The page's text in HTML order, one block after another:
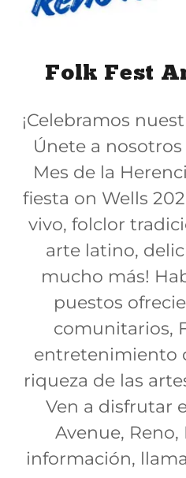
Folk Fest
¡Celebramos
Únete a
Mes de la
fiesta on Wells
vivo, folclor
arte latino,
mucho más!
puestos
comunitarios,
entretenimiento
riqueza de las
Ven a disfrutar
Avenue, Reno,
información,